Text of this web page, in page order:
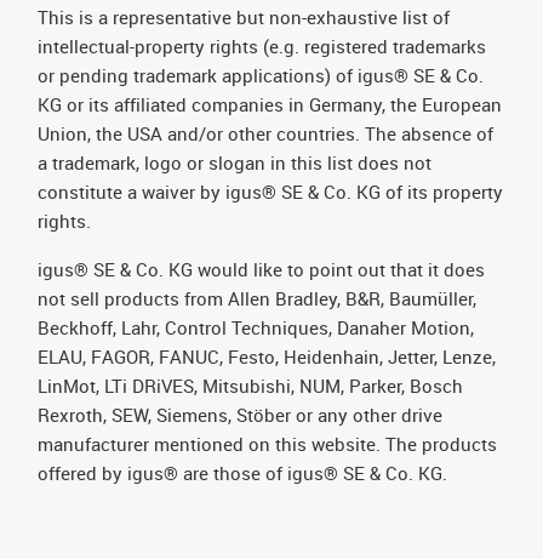
This is a representative but non-exhaustive list of
intellectual-property rights (e.g. registered trademarks
or pending trademark applications) of igus® SE & Co.
KG or its affiliated companies in Germany, the European
Union, the USA and/or other countries. The absence of
a trademark, logo or slogan in this list does not
constitute a waiver by igus® SE & Co. KG of its property
rights.
igus® SE & Co. KG would like to point out that it does
not sell products from Allen Bradley, B&R, Baumüller,
Beckhoff, Lahr, Control Techniques, Danaher Motion,
ELAU, FAGOR, FANUC, Festo, Heidenhain, Jetter, Lenze,
LinMot, LTi DRiVES, Mitsubishi, NUM, Parker, Bosch
Rexroth, SEW, Siemens, Stöber or any other drive
manufacturer mentioned on this website. The products
offered by igus® are those of igus® SE & Co. KG.